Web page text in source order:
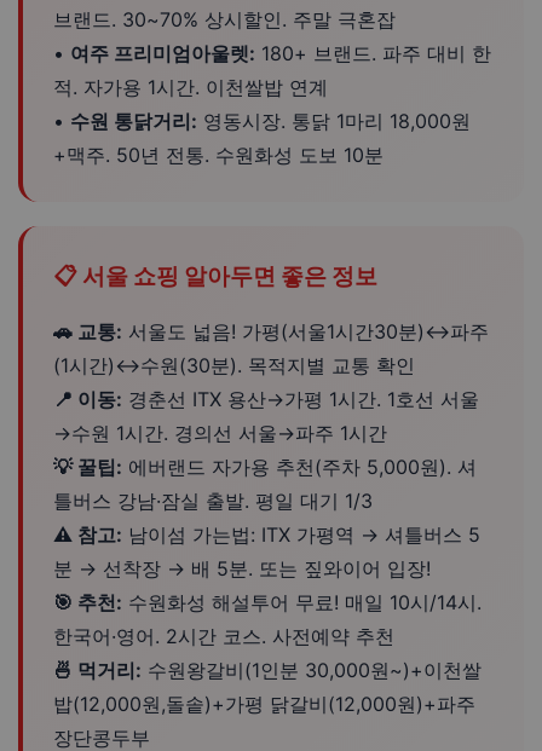
브랜드. 30~70% 상시할인. 주말 극혼잡
• 여주 프리미엄아울렛: 180+ 브랜드. 파주 대비 한
적. 자가용 1시간. 이천쌀밥 연계
• 수원 통닭거리: 영동시장. 통닭 1마리 18,000원
+맥주. 50년 전통. 수원화성 도보 10분
📋 서울 쇼핑 알아두면 좋은 정보
🚗 교통: 서울도 넓음! 가평(서울1시간30분)↔파주
(1시간)↔수원(30분). 목적지별 교통 확인
📍 이동: 경춘선 ITX 용산→가평 1시간. 1호선 서울
→수원 1시간. 경의선 서울→파주 1시간
💡 꿀팁: 에버랜드 자가용 추천(주차 5,000원). 셔
틀버스 강남·잠실 출발. 평일 대기 1/3
⚠️ 참고: 남이섬 가는법: ITX 가평역 → 셔틀버스 5
분 → 선착장 → 배 5분. 또는 짚와이어 입장!
🎯 추천: 수원화성 해설투어 무료! 매일 10시/14시.
한국어·영어. 2시간 코스. 사전예약 추천
🍜 먹거리: 수원왕갈비(1인분 30,000원~)+이천쌀
밥(12,000원,돌솥)+가평 닭갈비(12,000원)+파주
장단콩두부